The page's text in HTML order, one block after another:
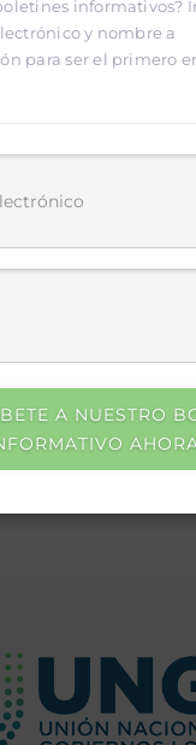
next time I
informativos?
y nombre a
para ser el primero
A NUESTRO